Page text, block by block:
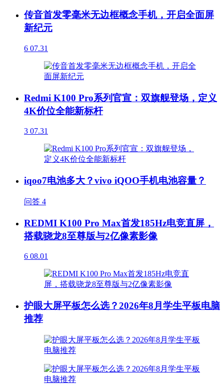
传音首发零毫米无边框概念手机，开启全面屏
新纪元
6 07.31
Redmi K100 Pro系列官宣：双旗舰登场，定义
4K价位全能新标杆
3 07.31
iqoo7电池多大？vivo iQOO手机电池容量？
问答 4
REDMI K100 Pro Max首发185Hz电竞直屏，
搭载骁龙8至尊版与2亿像素影像
6 08.01
护眼大屏平板怎么选？2026年8月学生平板电脑
推荐